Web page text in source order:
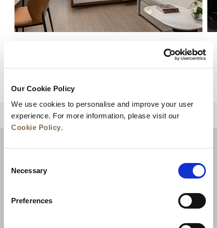
Our Cookie Policy
We use cookies to personalise and improve your user
experience. For more information, please visit our
Cookie Policy.
Selection
Necessary
Preferences